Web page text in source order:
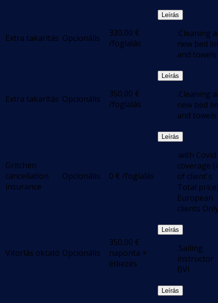
Extra takarítás Opcionális 330,00 €
/foglalás
Leírás
.Cleaning
new bed
and towels
Extra takarítás Opcionális 350,00 €
/foglalás
Leírás
.Cleaning
new bed
and towels
Gritchen
cancellation
insurance
Opcionális 0 € /foglalás
Leírás
.with Covid
coverage
of client's
Total
European
clients
Vitorlás oktató Opcionális
350,00 €
naponta +
étkezés
Leírás
.Sailing
instructor
BVI
Leírás